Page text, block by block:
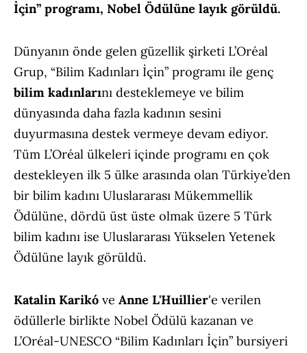
İçin” programı, Nobel Ödülüne layık görüldü.
Dünyanın önde gelen güzellik şirketi L’Oréal
Grup, “Bilim Kadınları İçin” programı ile genç
bilim kadınlarını desteklemeye ve bilim
dünyasında daha fazla kadının sesini
duyurmasına destek vermeye devam ediyor.
Tüm L’Oréal ülkeleri içinde programı en çok
destekleyen ilk 5 ülke arasında olan Türkiye’den
bir bilim kadını Uluslararası Mükemmellik
Ödülüne, dördü üst üste olmak üzere 5 Türk
bilim kadını ise Uluslararası Yükselen Yetenek
Ödülüne layık görüldü.
Katalin Karikó ve Anne L'Huillier'e verilen
ödüllerle birlikte Nobel Ödülü kazanan ve
L’Oréal-UNESCO “Bilim Kadınları İçin” bursiyeri